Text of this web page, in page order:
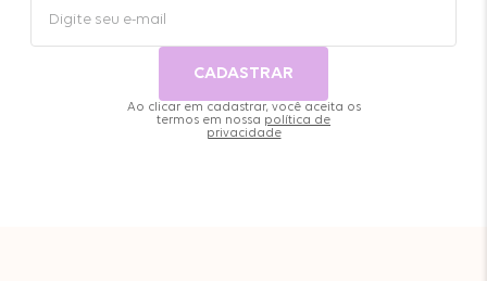
CADASTRAR
Ao clicar em cadastrar, você aceita os
termos em nossa política de
privacidade